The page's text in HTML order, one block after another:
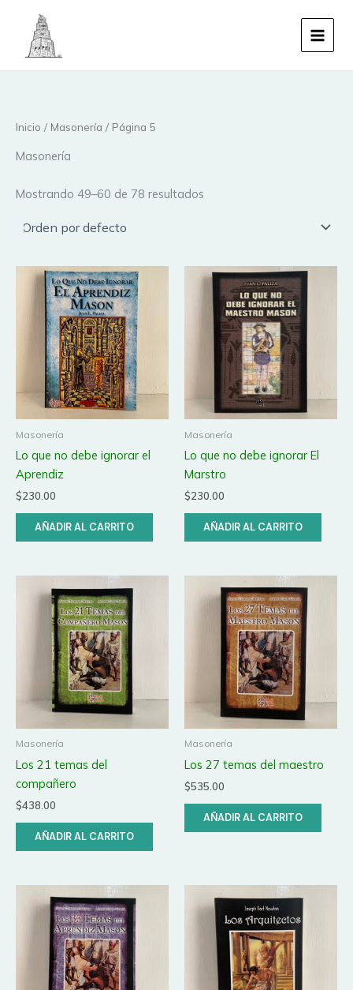
contenido
Inicio / Masonería / Página 5
Masonería
Mostrando 49–60 de 78 resultados
Masonería
Lo que no debe ignorar el
Aprendiz
$230.00
AÑADIR AL CARRITO
Masonería
Lo que no debe ignorar El
Marstro
$230.00
AÑADIR AL CARRITO
Masonería
Los 21 temas del
compañero
$438.00
AÑADIR AL CARRITO
Masonería
Los 27 temas del maestro
$535.00
AÑADIR AL CARRITO